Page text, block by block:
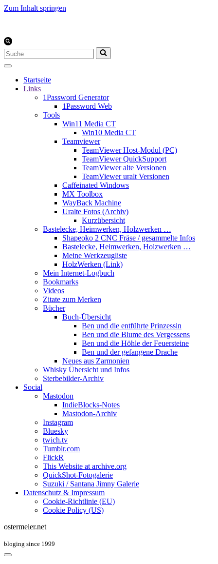
Zum Inhalt springen
Suchen
nach …
Startseite
Links
1Password Generator
1Password Web
Tools
Win11 Media CT
Win10 Media CT
Teamviewer
TeamViewer Host-Modul (PC)
TeamViewer QuickSupport
TeamViewer alte Versionen
TeamViewer uralt Versionen
Caffeinated Windows
MX Toolbox
WayBack Machine
Uralte Fotos (Archiv)
Kurzübersicht
Bastelecke, Heimwerken, Holzwerken …
Shapeoko 2 CNC Fräse / gesammelte Infos
Bastelecke, Heimwerken, Holzwerken …
Meine Werkzeugliste
HolzWerken (Link)
Mein Internet-Logbuch
Bookmarks
Videos
Zitate zum Merken
Bücher
Buch-Übersicht
Ben und die entführte Prinzessin
Ben und die Blume des Vergessens
Ben und die Höhle der Feuersteine
Ben und der gefangene Drache
Neues aus Zarmonien
Whisky Übersicht und Infos
Sterbebilder-Archiv
Social
Mastodon
IndieBlocks-Notes
Mastodon-Archiv
Instagram
Bluesky
twich.tv
Tumblr.com
FlickR
This Website at archive.org
QuickShot-Fotogalerie
Suzuki / Santana Jimny Galerie
Datenschutz & Impressum
Cookie-Richtlinie (EU)
Cookie Policy (US)
ostermeier.net
bloging since 1999